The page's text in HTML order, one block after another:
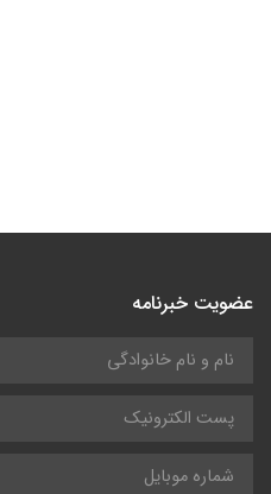
عضویت خبرنامه